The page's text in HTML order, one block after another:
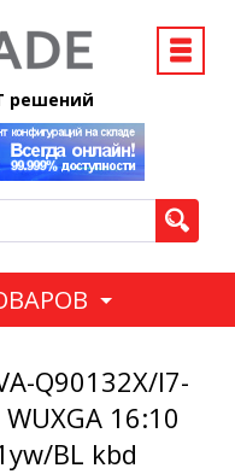
решений
Q90132X/I7-
16:10
BL kbd